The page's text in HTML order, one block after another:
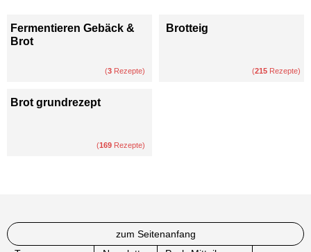
Fermentieren Gebäck &
Brot
(3 Rezepte)
Brotteig
(215 Rezepte)
Brot grundrezept
(169 Rezepte)
zum Seitenanfang